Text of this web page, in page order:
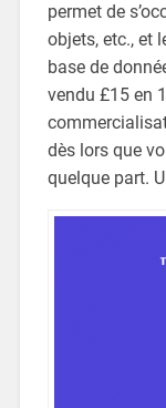
permet de
objets, etc., et
base de
vendu £15 en
dès lors que
quelque part.